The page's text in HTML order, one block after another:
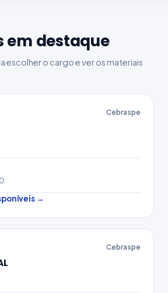
em destaque
escolher o cargo e ver os materiais
Cebraspe
→
Cebraspe